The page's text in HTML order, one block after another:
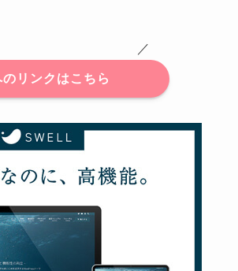
／
リンクはこちら